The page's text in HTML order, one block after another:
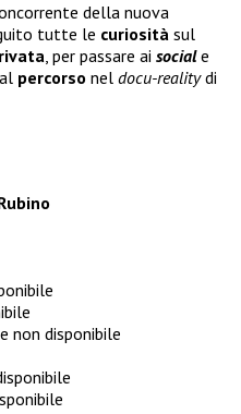
della nuova
tutte le curiosità sul
, per passare ai sociale
percorso nel docu-realitydi
non disponibile